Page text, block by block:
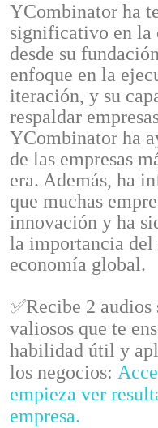
YCombinator ha
significativo en la
desde su
enfoque en la
iteración, y su
respaldar
YCombinator ha
de las empresas
era. Además, ha
que muchas
innovación y ha
la importancia del
economía global.
✅Recibe 2 audios
valiosos que te
habilidad útil y
los negocios:
empieza ver
empresa.